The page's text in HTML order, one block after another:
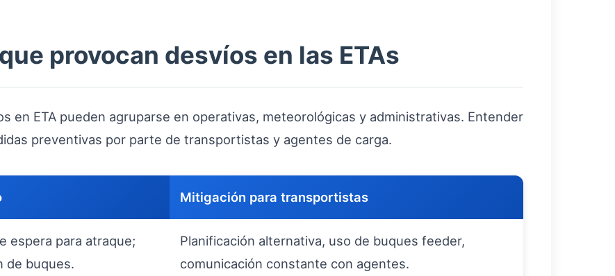
provocan desvíos en las ETAs
en ETA pueden agruparse en operativas, meteorológicas y administrativas. Entender
preventivas por parte de transportistas y agentes de carga.
Mitigación para transportistas
espera para atraque;
de buques.
Planificación alternativa, uso de buques feeder,
comunicación constante con agentes.